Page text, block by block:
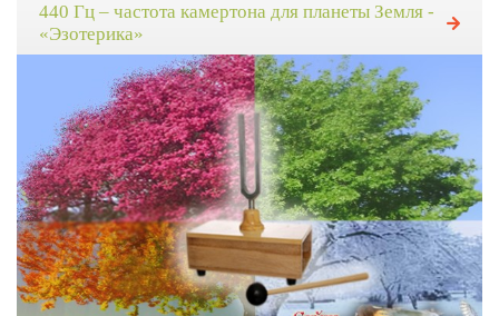
440 Гц – частота камертона для планеты Земля -
«Эзотерика»